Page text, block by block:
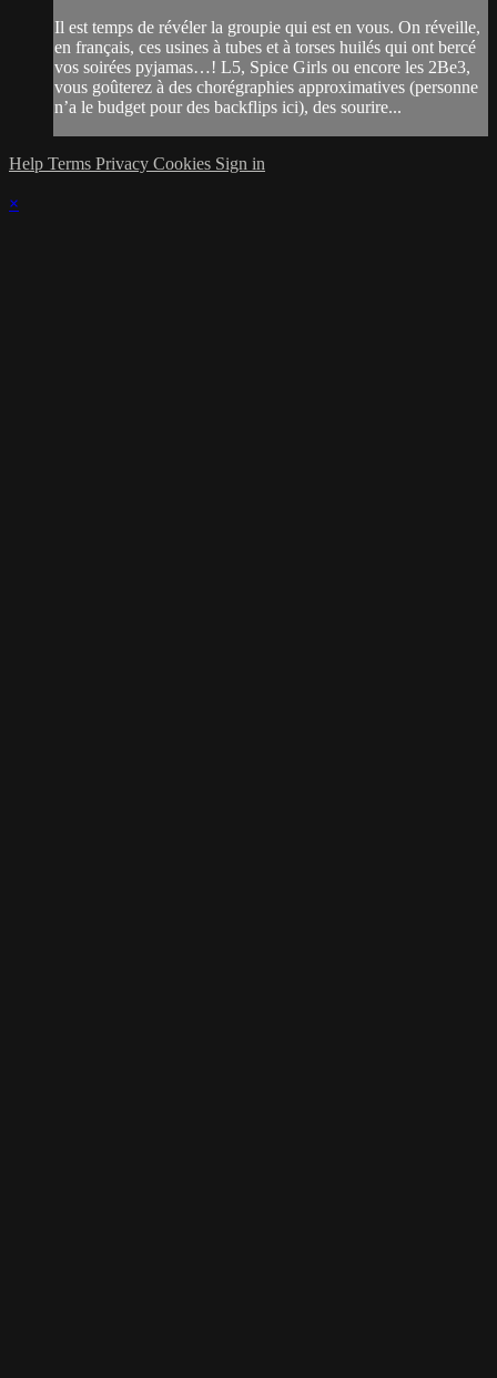
Il est temps de révéler la groupie qui est en vous. On réveille,
en français, ces usines à tubes et à torses huilés qui ont bercé
vos soirées pyjamas…! L5, Spice Girls ou encore les 2Be3,
vous goûterez à des chorégraphies approximatives (personne
n’a le budget pour des backflips ici), des sourire...
Help Terms Privacy Cookies Sign in
×